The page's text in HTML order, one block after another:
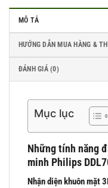
MÔ TẢ
HƯỚNG DẪN MUA HÀNG &
ĐÁNH GIÁ (0)
Mục lục
Những tính năng
minh Philips
Nhận diện khuôn mặt